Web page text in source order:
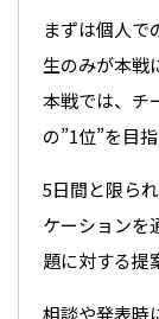
まずは個人で
生のみが本戦
本戦では、チ
の”1位”を目指
5日間と限ら
ケーションを
題に対する提
相談や発表時